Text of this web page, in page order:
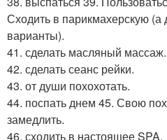
Сходить в парикмахерскую
варианты).
41. сделать масляный массаж.
42. сделать сеанс рейки.
43. от души похохотать.
44. поспать днем 45. Свою
замедлить.
46. сходить в настоящее SPA.